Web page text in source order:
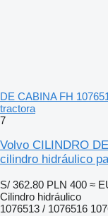
DE CABINA FH
tractora
7
Volvo CILINDRO
cilindro hidráulico
S/ 362.80 PLN 400 ≈
Cilindro hidráulico
1076513 / 1076516